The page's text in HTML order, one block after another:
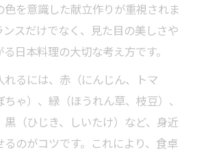
を意識した献立作りが重視されま
スだけでなく、見た目の美しさや
日本料理の大切な考え方です。
るには、赤（にんじん、トマ
ゃ）、緑（ほうれん草、枝豆）、
（ひじき、しいたけ）など、身近
のがコツです。これにより、食卓